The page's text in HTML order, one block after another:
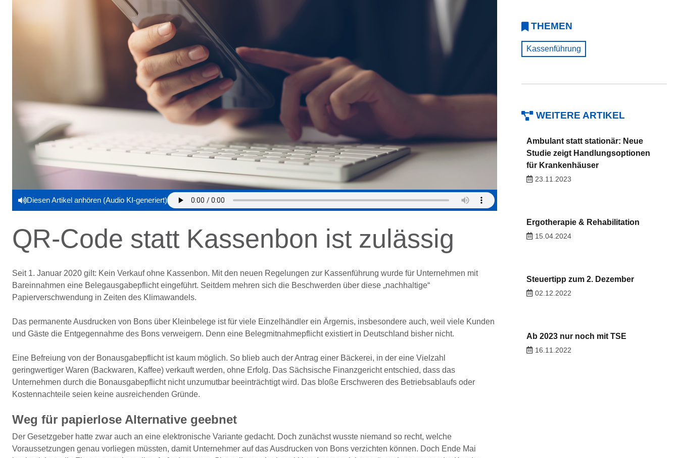
Diesen Artikel anhören (Audio KI-generiert)
QR-Code statt Kassenbon ist zulässig
Seit 1. Januar 2020 gilt: Kein Verkauf ohne Kassenbon. Mit den neuen Regelungen zur Kassenführung wurde für Unternehmen mit
Bareinnahmen eine Belegausgabepflicht eingeführt. Seitdem mehren sich die Beschwerden über diese nachhaltige
Papierverschwendung in Zeiten des Klimawandels.
Das permanente Ausdrucken von Bons über Kleinbelege ist für viele Einzelhändler ein Ärgernis, insbesondere auch, weil viele Kunden
und Gäste die Entgegennahme des Bons verweigern. Denn eine Belegmitnahmepflicht existiert in Deutschland bisher nicht.
Eine Befreiung von der Bonausgabepflicht ist kaum möglich. So blieb auch der Antrag einer Bäckerei, in der eine Vielzahl
geringwertiger Waren (Backwaren, Kaffee) verkauft werden, ohne Erfolg. Das Sächsische Finanzgericht entschied, dass das
Unternehmen durch die Bonausgabepflicht nicht unzumutbar beeinträchtigt wird. Das bloße Erschweren des Betriebsablaufs oder
Kostennachteile seien keine ausreichenden Gründe.
Weg für papierlose Alternative geebnet
Der Gesetzgeber hatte zwar auch an eine elektronische Variante gedacht. Doch zunächst wusste niemand so recht, welche
Voraussetzungen genau vorliegen müssten, damit Unternehmer auf das Ausdrucken von Bons verzichten können. Doch Ende Mai
THEMEN
Kassenführung
WEITERE ARTIKEL
Ambulant statt stationär: Neue
Studie zeigt Handlungsoptionen
für Krankenhäuser
23.11.2023
Ergotherapie & Rehabilitation
15.04.2024
Steuertipp zum 2. Dezember
02.12.2022
Ab 2023 nur noch mit TSE
16.11.2022